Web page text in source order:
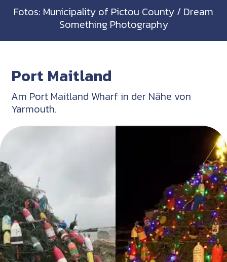
Fotos: Municipality of Pictou County / Dream
Something Photography
Port Maitland
Am Port Maitland Wharf in der Nähe von
Yarmouth.